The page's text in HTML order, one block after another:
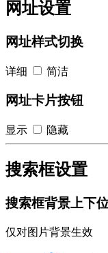
网址设置
网址样式切换
详细 简洁
网址卡片按钮
显示 隐藏
搜索框设置
搜索框背景上下
仅对图片背景生效